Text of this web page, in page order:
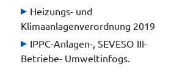
Heizungs- und
Klimaanlagenverordnung 2019
IPPC-Anlagen-, SEVESO III-
Betriebe- Umweltinfogs.
Gesetz/VO:
Zonierung für Windkraftanlagen
Gesetzblatt: